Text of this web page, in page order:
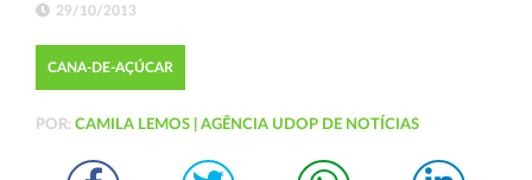
29/10/2013
CANA-DE-AÇÚCAR
POR: CAMILA LEMOS | AGÊNCIA UDOP DE NOTÍCIAS